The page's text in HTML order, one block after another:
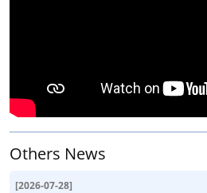
Others News
[2026-07-28]